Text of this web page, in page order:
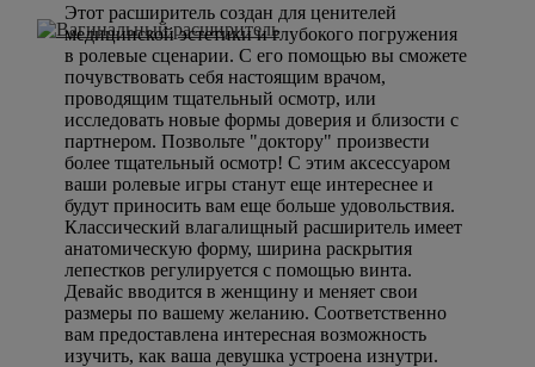
Этот расширитель создан для ценителей
медицинской эстетики и глубокого погружения
в ролевые сценарии. С его помощью вы сможете
почувствовать себя настоящим врачом,
проводящим тщательный осмотр, или
исследовать новые формы доверия и близости с
партнером. Позвольте "доктору" произвести
более тщательный осмотр! С этим аксессуаром
ваши ролевые игры станут еще интереснее и
будут приносить вам еще больше удовольствия.
Классический влагалищный расширитель имеет
анатомическую форму, ширина раскрытия
лепестков регулируется с помощью винта.
Девайс вводится в женщину и меняет свои
размеры по вашему желанию. Соответственно
вам предоставлена интересная возможность
изучить, как ваша девушка устроена изнутри.